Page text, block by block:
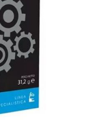
extra fino al 50%!